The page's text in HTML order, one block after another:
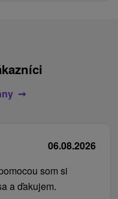
06.08.2026
som si
a ďakujem.